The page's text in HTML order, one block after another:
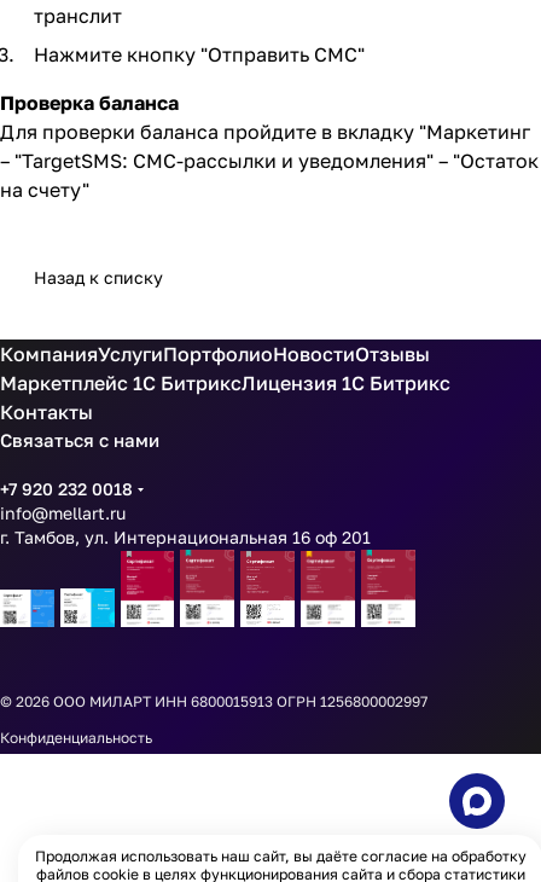
транслит
Нажмите кнопку "Отправить СМС"
Проверка баланса
Для проверки баланса пройдите в вкладку "Маркетинг
– "TargetSMS: СМС-рассылки и уведомления" – "Остаток
на счету"
Назад к списку
КомпанияУслугиПортфолиоНовостиОтзывы
Маркетплейс 1С БитриксЛицензия 1С Битрикс
Контакты
Связаться с нами
+7 920 232 0018
info@mellart.ru
г. Тамбов, ул. Интернациональная 16 оф 201
© 2026 ООО МИЛАРТ ИНН 6800015913 ОГРН 1256800002997
Конфиденциальность
Продолжая использовать наш сайт, вы даёте согласие на обработку
файлов cookie в целях функционирования сайта и сбора статистики